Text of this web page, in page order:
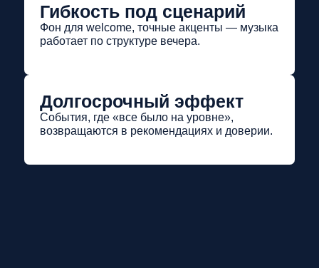
Гибкость под сценарий
Фон для welcome, точные акценты — музыка
работает по структуре вечера.
Долгосрочный эффект
События, где «все было на уровне»,
возвращаются в рекомендациях и доверии.